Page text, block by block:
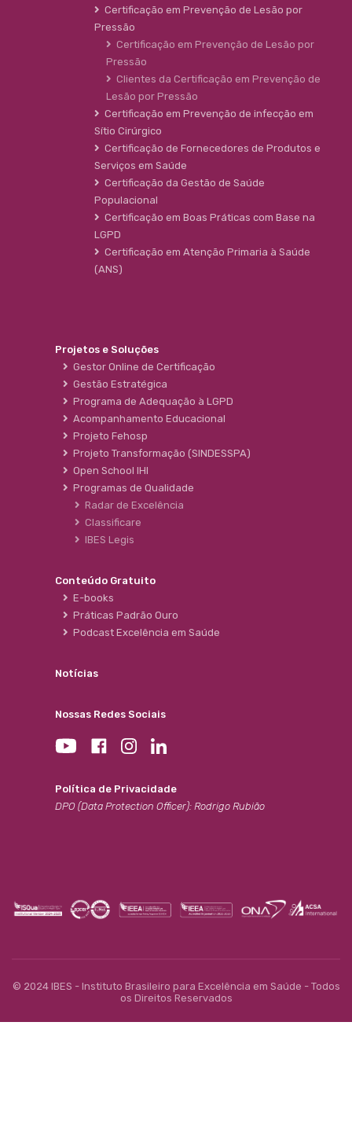
Certificação em Prevenção de Lesão por
Pressão
Certificação em Prevenção de Lesão por
Pressão
Clientes da Certificação em Prevenção de
Lesão por Pressão
Certificação em Prevenção de infecção em
Sítio Cirúrgico
Certificação de Fornecedores de Produtos e
Serviços em Saúde
Certificação da Gestão de Saúde
Populacional
Certificação em Boas Práticas com Base na
LGPD
Certificação em Atenção Primaria à Saúde
(ANS)
Projetos e Soluções
Gestor Online de Certificação
Gestão Estratégica
Programa de Adequação à LGPD
Acompanhamento Educacional
Projeto Fehosp
Projeto Transformação (SINDESSPA)
Open School IHI
Programas de Qualidade
Radar de Excelência
Classificare
IBES Legis
Conteúdo Gratuito
E-books
Práticas Padrão Ouro
Podcast Excelência em Saúde
Notícias
Nossas Redes Sociais
Política de Privacidade
DPO (Data Protection Officer): Rodrigo Rubião
© 2024 IBES - Instituto Brasileiro para Excelência em Saúde - Todos
os Direitos Reservados